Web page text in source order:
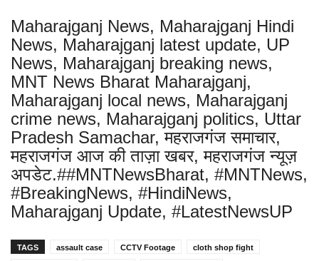
Maharajganj News, Maharajganj Hindi
News, Maharajganj latest update, UP
News, Maharajganj breaking news,
MNT News Bharat Maharajganj,
Maharajganj local news, Maharajganj
crime news, Maharajganj politics, Uttar
Pradesh Samachar, महराजगंज समाचार,
महराजगंज आज की ताज़ा खबर, महराजगंज न्यूज़
अपडेट.##MNTNewsBharat, #MNTNews,
#BreakingNews, #HindiNews,
Maharajganj Update, #LatestNewsUP
TAGS assault case CCTV Footage cloth shop fight